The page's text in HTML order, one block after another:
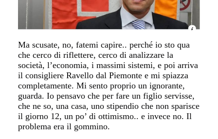
Ma scusate, no, fatemi capire.. perché io sto qua
che cerco di riflettere, cerco di analizzare la
società, l’economia, i massimi sistemi, e poi arriva
il consigliere Ravello dal Piemonte e mi spiazza
completamente. Mi sento proprio un ignorante,
guarda. Io pensavo che per fare un figlio servisse,
che ne so, una casa, uno stipendio che non sparisce
il giorno 12, un po’ di ottimismo.. e invece no. Il
problema era il gommino.